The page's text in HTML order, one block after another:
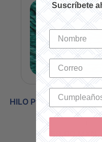
HILO PERLÉ DEL 8
SKU: 1168991
$669.00 MXN
Suscríbete